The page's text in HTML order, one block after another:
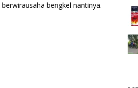
bengkel nantinya.